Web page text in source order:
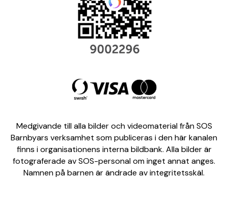
Medgivande till alla bilder och videomaterial från SOS
Barnbyars verksamhet som publiceras i den här kanalen
finns i organisationens interna bildbank. Alla bilder är
fotograferade av SOS-personal om inget annat anges.
Namnen på barnen är ändrade av integritetsskäl.